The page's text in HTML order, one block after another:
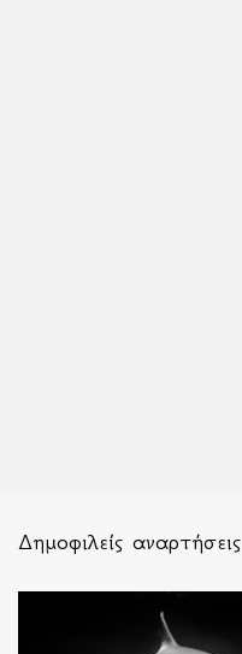
Δημοφιλείς αναρτήσεις